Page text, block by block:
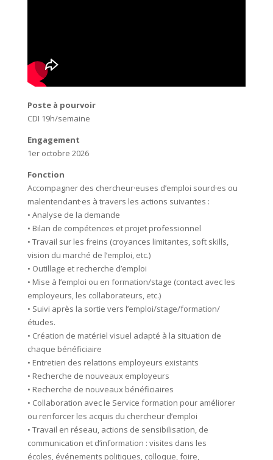
Poste à pourvoir
CDI 19h/semaine
Engagement
1er octobre 2026
Fonction
Accompagner des chercheur·euses d’emploi sourd·es ou
malentendant·es à travers les actions suivantes :
• Analyse de la demande
• Bilan de compétences et projet professionnel
• Travail sur les freins (croyances limitantes, soft skills,
vision du marché de l’emploi, etc.)
• Outillage et recherche d’emploi
• Mise à l’emploi ou en formation/stage (contact avec les
employeurs, les collaborateurs, etc.)
• Suivi après la sortie vers l’emploi/stage/formation/
études.
• Création de matériel visuel adapté à la situation de
chaque bénéficiaire
• Entretien des relations employeurs existants
• Recherche de nouveaux employeurs
• Recherche de nouveaux bénéficiaires
• Collaboration avec le Service formation pour améliorer
ou renforcer les acquis du chercheur d’emploi
• Travail en réseau, actions de sensibilisation, de
communication et d’information : visites dans les
écoles, événements politiques, colloque, foire,